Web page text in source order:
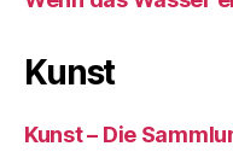
Kunst
Kunst – Die